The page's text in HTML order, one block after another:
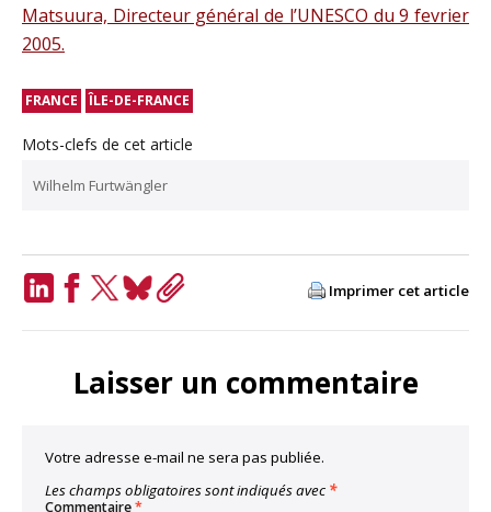
Matsuura, Directeur général de l’UNESCO du 9 fevrier
2005.
FRANCE ÎLE-DE-FRANCE
Mots-clefs de cet article
Wilhelm Furtwängler
Imprimer cet article
Laisser un commentaire
Votre adresse e-mail ne sera pas publiée.
Les champs obligatoires sont indiqués avec *
Commentaire*